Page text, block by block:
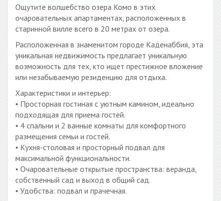
Ощутите волшебство озера Комо в этих
очаровательных апартаментах, расположенных в
старинной вилле всего в 20 метрах от озера.
Расположенная в знаменитом городе Каденаббия, эта
уникальная недвижимость предлагает уникальную
возможность для тех, кто ищет престижное вложение
или незабываемую резиденцию для отдыха.
Характеристики и интерьер:
• Просторная гостиная с уютным камином, идеально
подходящая для приема гостей.
• 4 спальни и 2 ванные комнаты для комфортного
размещения семьи и гостей.
• Кухня-столовая и просторный подвал для
максимальной функциональности.
• Очаровательные открытые пространства: веранда,
собственный сад и выход в общий сад.
• Удобства: подвал и прачечная.